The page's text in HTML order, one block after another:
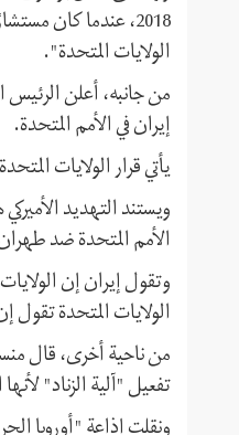
2018، عندما كان
الولايات المتحدة".
من جانبه، أعلن الرئيس
إيران في الأمم المتحدة.
يأتي قرار الولايات
ويستند التهديد
الأمم المتحدة ضد
الولايات المتحدة تقول إن قرار مجلس الأمن
من ناحية أخرى، قال
تفعيل "آلية الزناد"